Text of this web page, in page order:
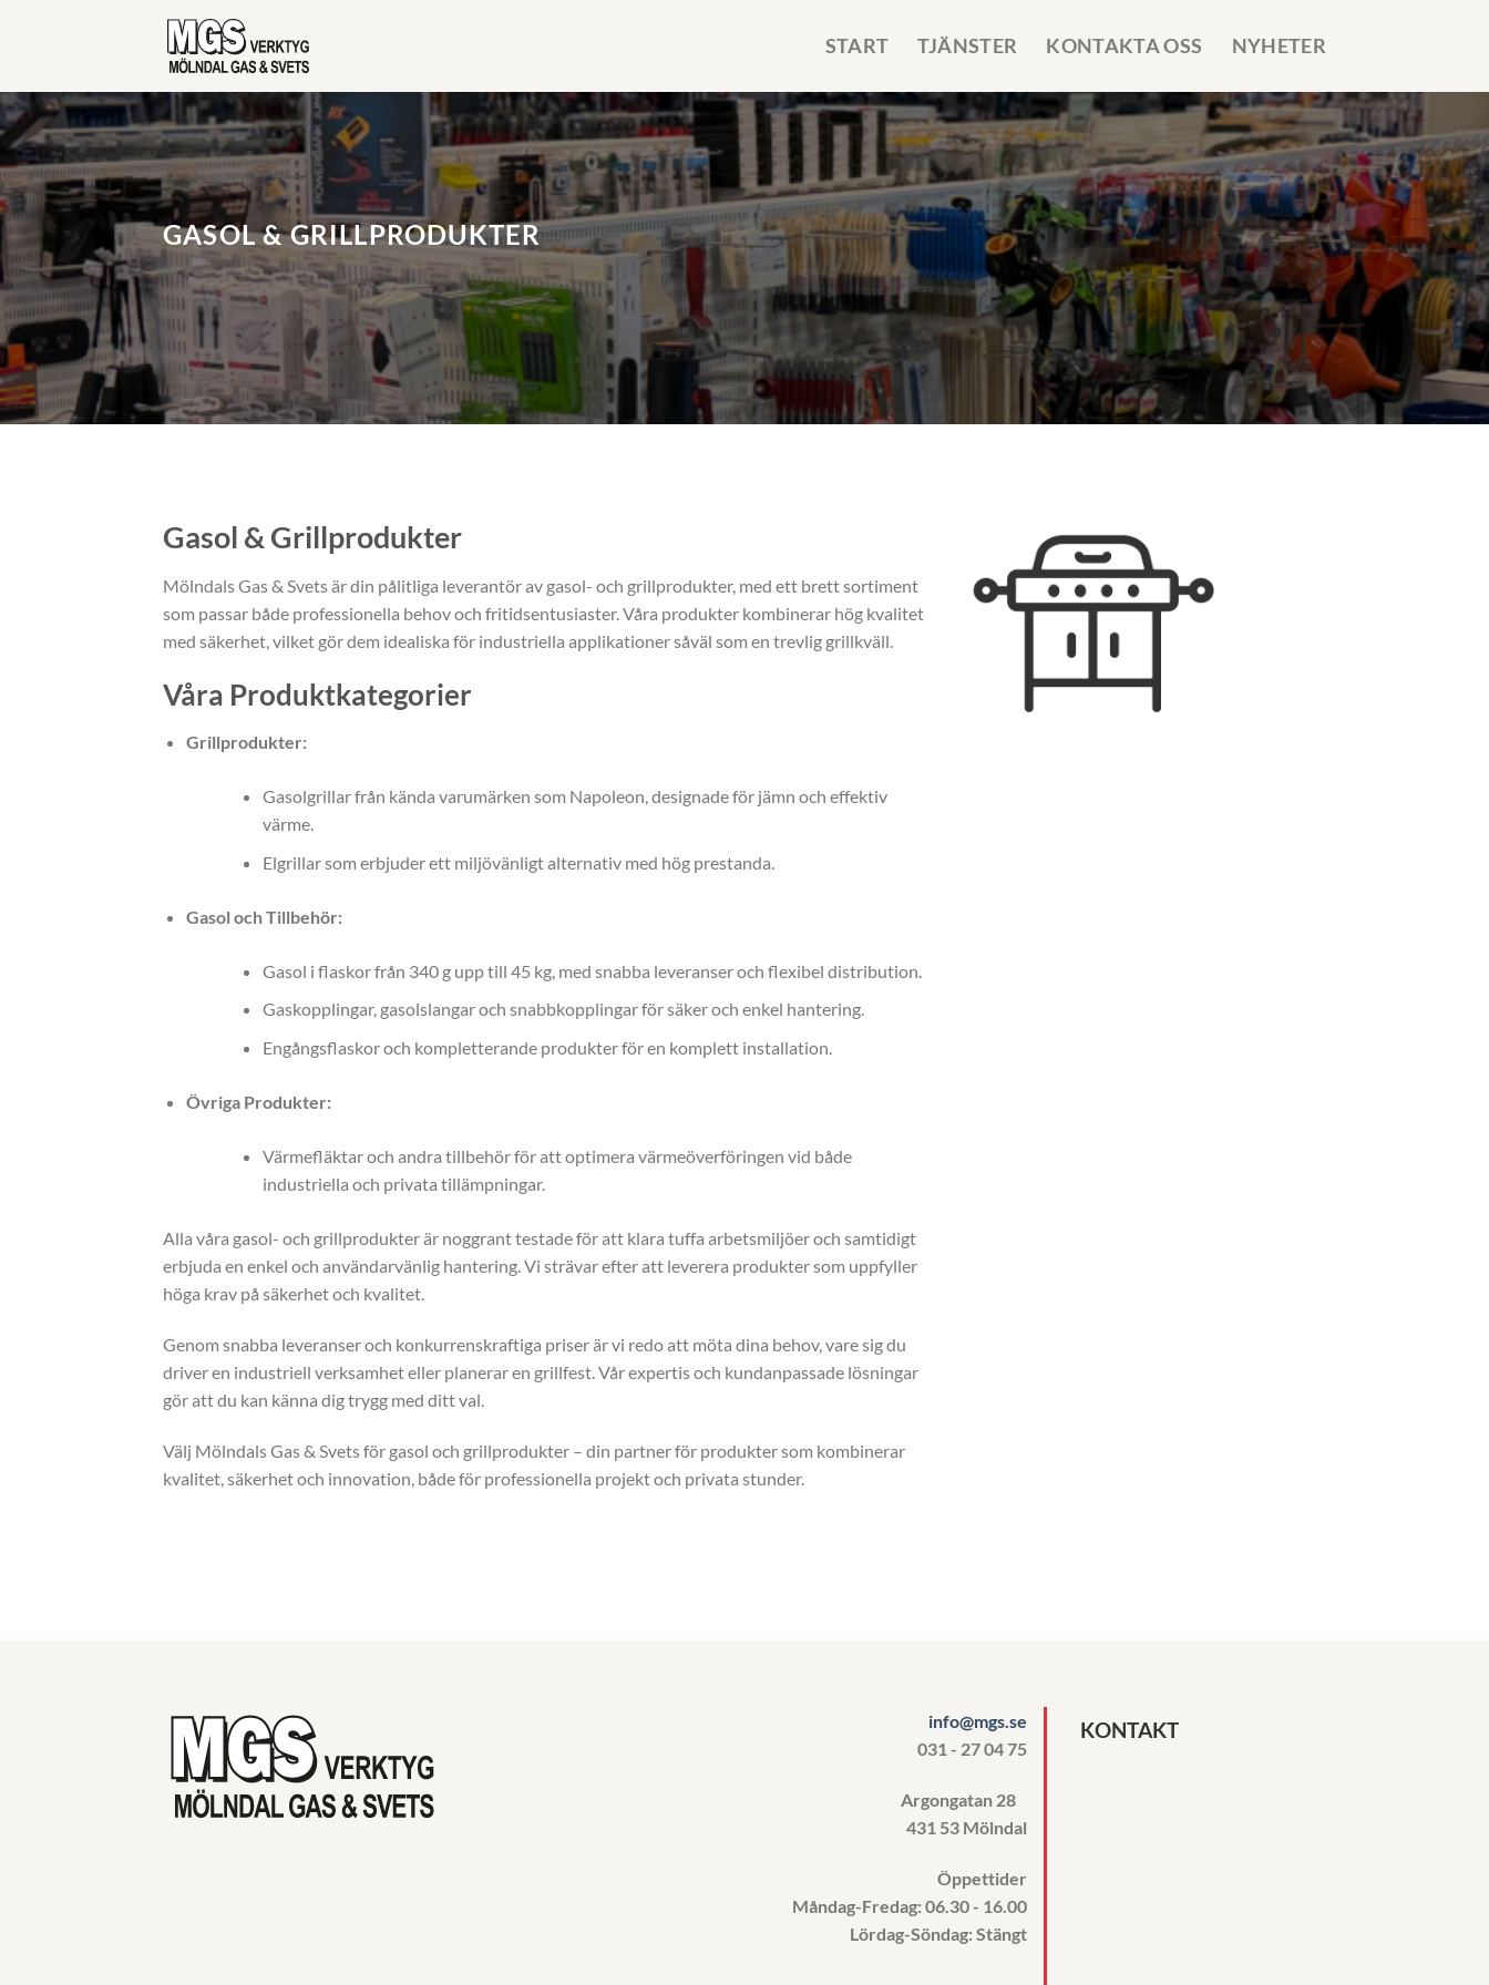
START TJÄNSTER KONTAKTA OSS NYHETER
GASOL & GRILLPRODUKTER
Gasol & Grillprodukter
Mölndals Gas & Svets är din pålitliga leverantör av gasol- och grillprodukter, med ett brett sortiment
som passar både professionella behov och fritidsentusiaster. Våra produkter kombinerar hög kvalitet
med säkerhet, vilket gör dem idealiska för industriella applikationer såväl som en trevlig grillkväll.
Våra Produktkategorier
Grillprodukter:
Gasolgrillar från kända varumärken som Napoleon, designade för jämn och effektiv
värme.
Elgrillar som erbjuder ett miljövänligt alternativ med hög prestanda.
Gasol och Tillbehör:
Gasol i flaskor från 340 g upp till 45 kg, med snabba leveranser och flexibel distribution.
Gaskopplingar, gasolslangar och snabbkopplingar för säker och enkel hantering.
Engångsflaskor och kompletterande produkter för en komplett installation.
Övriga Produkter:
Värmefläktar och andra tillbehör för att optimera värmeöverföringen vid både
industriella och privata tillämpningar.
Alla våra gasol- och grillprodukter är noggrant testade för att klara tuffa arbetsmiljöer och samtidigt
erbjuda en enkel och användarvänlig hantering. Vi strävar efter att leverera produkter som uppfyller
höga krav på säkerhet och kvalitet.
Genom snabba leveranser och konkurrenskraftiga priser är vi redo att möta dina behov, vare sig du
driver en industriell verksamhet eller planerar en grillfest. Vår expertis och kundanpassade lösningar
gör att du kan känna dig trygg med ditt val.
Välj Mölndals Gas & Svets för gasol och grillprodukter – din partner för produkter som kombinerar
kvalitet, säkerhet och innovation, både för professionella projekt och privata stunder.
info@mgs.se
031 - 27 04 75
Argongatan 28
431 53 Mölndal
Öppettider
Måndag-Fredag: 06.30 - 16.00
Lördag-Söndag: Stängt
KONTAKT